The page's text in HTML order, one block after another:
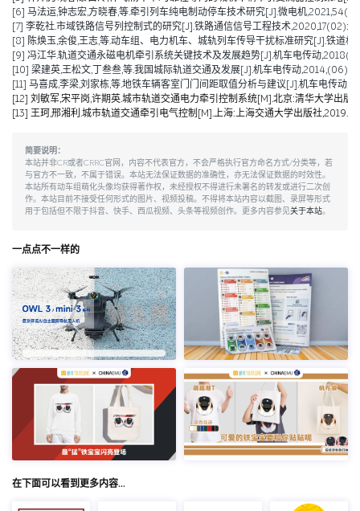
[6] 马法运,钟志宏,方晓春,等.牵引列车纯电制动停车技术研究[J].微电机
[7] 李乾社.市域铁路信号列控制式的研究[J].铁路通信信号工程技术
[8] 陈焕玉,余俊,王志,等.动车组、电力机车、城轨列车传导干扰标准研究[J].铁道
[9] 冯江华.轨道交通永磁电机牵引系统关键技术及发展趋势[J].机车电传动
[10] 梁建英,王松文,丁叁叁,等.我国城际轨道交通及发展[J].机车电传动
[11] 马喜成,李梁,刘家栋,等.地铁车辆客室门门间距取值分析与建议[J].机车电传动
[12] 刘敏军,宋平岗,许期英.城市轨道交通电力牵引控制系统[M].北京:清华大学出版
[13] 王珂,邢湘利.城市轨道交通牵引电气控制[M].上海:上海交通大学出版社,2019.
简要说明：
本站并非CR或者CRRC官网，内容不代表官方，不会严格执行官方命名方式/分类等，若
与官方不一致，不属于错误。本站无法保证数据的准确性，亦无法保证数据的时效性。
本站所有动车组萌化头像均获得著作权，未经授权不得进行未署名的转发或进行二次创
作。本站目前不接受任何形式的图片、视频投稿。不得将本站内容以截图、录屏等形式
用于包括但不限于抖音、快手、西瓜视频、头条等视频创作。更多内容参见关于本站。
一点点不一样的
在下面可以看到更多内容…